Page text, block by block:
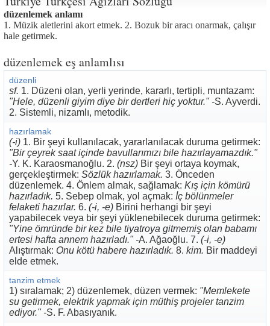
düzenlemek anlamı
1. Müzik aletlerini akort etmek. 2. Bozuk bir aracı onarmak, çalışır
hale getirmek.
düzenlemek eş anlamlısı
düzenli
sf. 1. Düzeni olan, yerli yerinde, kararlı, tertipli, muntazam:
"Hele, düzenli giyim diye bir dertleri hiç yoktur." -S. Ayverdi.
2. Sistemli, nizamlı, metodik.
hazırlamak
(-i) 1. Bir şeyi kullanılacak, yararlanılacak duruma getirmek:
"Bir çeyrek saat içinde bavullarımızı bile hazırlayamazdık."
-Y. K. Karaosmanoğlu. 2. (nsz) Bir şeyi ortaya koymak,
gerçekleştirmek: Sözlük hazırlamak. 3. Önceden
düzenlemek. 4. Önlem almak, sağlamak: Kış için kömürü
hazırladık. 5. Sebep olmak, yol açmak: İç bölünmeler
felaketi hazırlar. 6. (-i, -e) Birini herhangi bir şeyi
yapabilecek veya bir şeyi yüklenebilecek duruma getirmek:
"Yine ömründe bir kez bile tiyatroya gitmemiş olan babamı
ertesi hafta annem hazırladı." -A. Ağaoğlu. 7. (-i, -e)
Alıştırmak: Onu kötü habere hazırladık. 8. kim. Bir maddeyi
elde etmek.
tanzim etmek
1) sıralamak; 2) düzenlemek, düzen vermek: "Memlekete
su getirmek, elektrik yapmak için müthiş projeler tanzim
ediyor." -S. F. Abasıyanık.